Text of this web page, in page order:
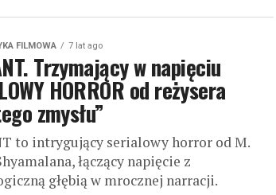
FILMOWA 7 lat ago
Trzymający w napięciu
HORROR od reżysera
zmysłu”
to intrygujący serialowy horror od M.
łączący napięcie z
głębią w mrocznej narracji.